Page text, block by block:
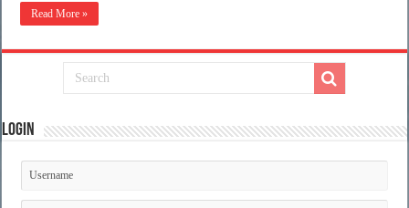
Per
(2007)
ซากุระ
[พาก
ไทย+JP]
[Master]
Read More »
Login